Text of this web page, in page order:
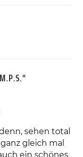
sehen total
gleich mal
ein schönes